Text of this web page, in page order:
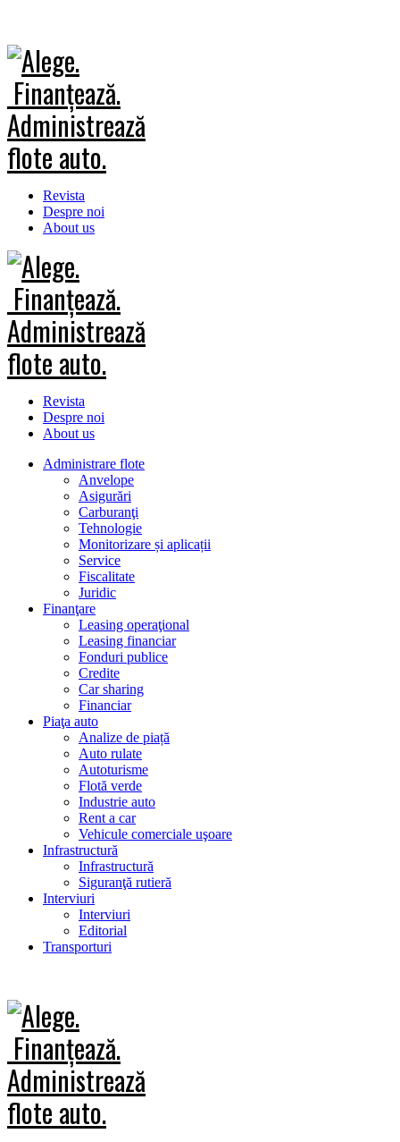
Revista
Despre noi
About us
Revista
Despre noi
About us
Administrare flote
Anvelope
Asigurări
Carburanţi
Tehnologie
Monitorizare și aplicații
Service
Fiscalitate
Juridic
Finanţare
Leasing operaţional
Leasing financiar
Fonduri publice
Credite
Car sharing
Financiar
Piaţa auto
Analize de piață
Auto rulate
Autoturisme
Flotă verde
Industrie auto
Rent a car
Vehicule comerciale uşoare
Infrastructură
Infrastructură
Siguranţă rutieră
Interviuri
Interviuri
Editorial
Transporturi